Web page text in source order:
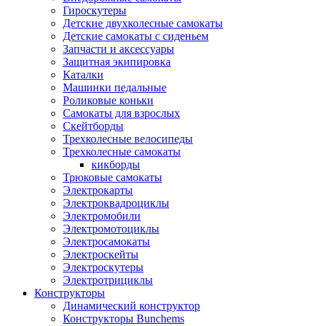
Гироскутеры
Детские двухколесные самокаты
Детские самокаты с сиденьем
Запчасти и аксессуары
Защитная экипировка
Каталки
Машинки педальные
Роликовые коньки
Самокаты для взрослых
Скейтборды
Трехколесные велосипеды
Трехколесные самокаты
кикборды
Трюковые самокаты
Электрокарты
Электроквадроциклы
Электромобили
Электромотоциклы
Электросамокаты
Электроскейты
Электроскутеры
Электротрициклы
Конструкторы
Динамический конструктор
Конструкторы Bunchems